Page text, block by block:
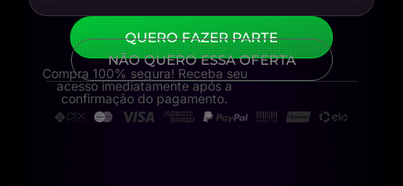
QUERO FAZER PARTE
NÃO QUERO ESSA OFERTA
Compra 100% segura! Receba seu
acesso imediatamente após a
confirmação do pagamento.